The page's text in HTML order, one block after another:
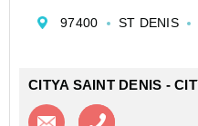
dans un quartier
97400 ST DENIS
CITYA SAINT DENIS -
Contacter l'agence